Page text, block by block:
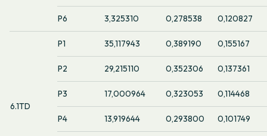
P6 3,325310 0,278538 0,120827
6.1TD
P1 35,117943 0,389190 0,155167
P2 29,215110 0,352306 0,137361
P3 17,000964 0,323053 0,114468
P4 13,919644 0,293800 0,101749